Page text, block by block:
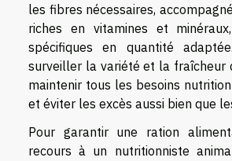
les fibres nécessaires,
riches en vitamines et
spécifiques en quantité
surveiller la variété et la fraîcheur
maintenir tous les besoins
et éviter les excès aussi bien que
Pour garantir une ration
recours à un nutritionniste